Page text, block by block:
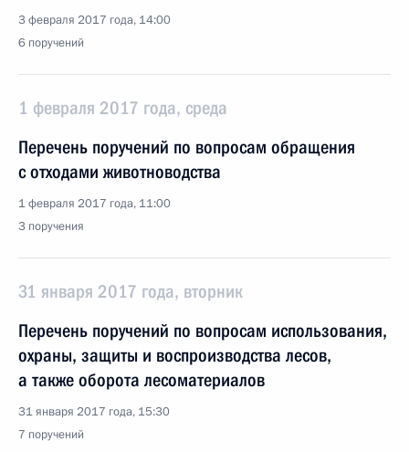
3 февраля 2017 года, 14:00
6 поручений
1 февраля 2017 года, среда
Перечень поручений по вопросам обращения
с отходами животноводства
1 февраля 2017 года, 11:00
3 поручения
31 января 2017 года, вторник
Перечень поручений по вопросам использования,
охраны, защиты и воспроизводства лесов,
а также оборота лесоматериалов
31 января 2017 года, 15:30
7 поручений